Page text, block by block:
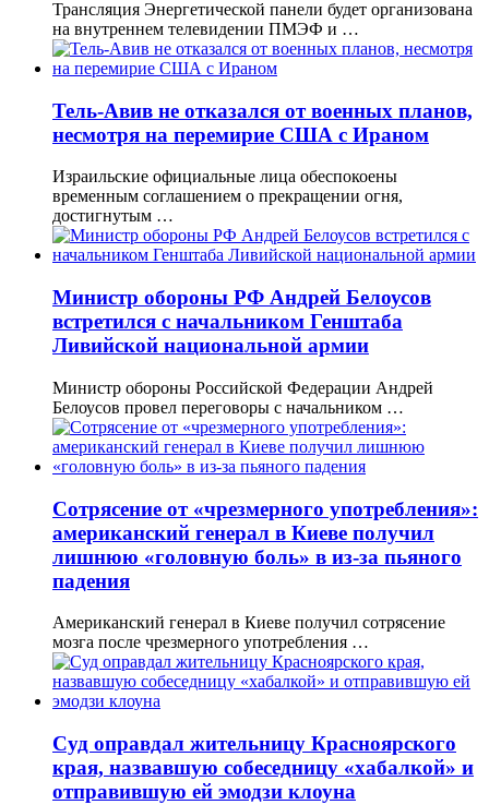
Трансляция Энергетической панели будет организована
на внутреннем телевидении ПМЭФ и …
Тель-Авив не отказался от военных планов,
несмотря на перемирие США с Ираном
Израильские официальные лица обеспокоены
временным соглашением о прекращении огня,
достигнутым …
Министр обороны РФ Андрей Белоусов
встретился с начальником Генштаба
Ливийской национальной армии
Министр обороны Российской Федерации Андрей
Белоусов провел переговоры с начальником …
Сотрясение от «чрезмерного употребления»:
американский генерал в Киеве получил
лишнюю «головную боль» в из-за пьяного
падения
Американский генерал в Киеве получил сотрясение
мозга после чрезмерного употребления …
Суд оправдал жительницу Красноярского
края, назвавшую собеседницу «хабалкой» и
отправившую ей эмодзи клоуна